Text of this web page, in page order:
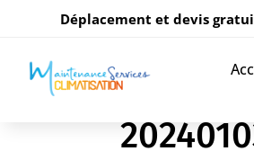
Déplacement et devis